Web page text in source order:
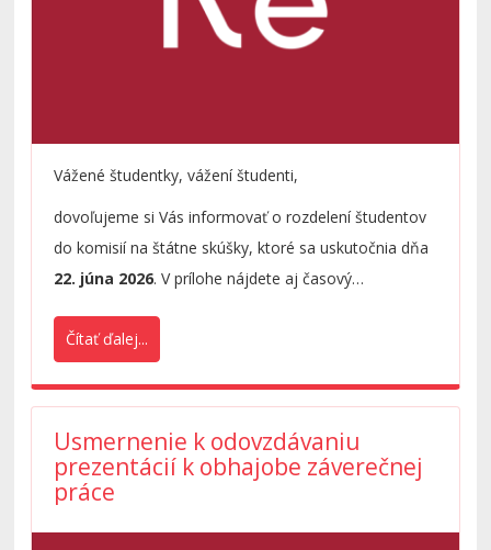
Vážené študentky, vážení študenti,
dovoľujeme si Vás informovať o rozdelení študentov
do komisií na štátne skúšky, ktoré sa uskutočnia dňa
22. júna 2026. V prílohe nájdete aj časový
Čítať ďalej...
Usmernenie k odovzdávaniu
prezentácií k obhajobe záverečnej
práce